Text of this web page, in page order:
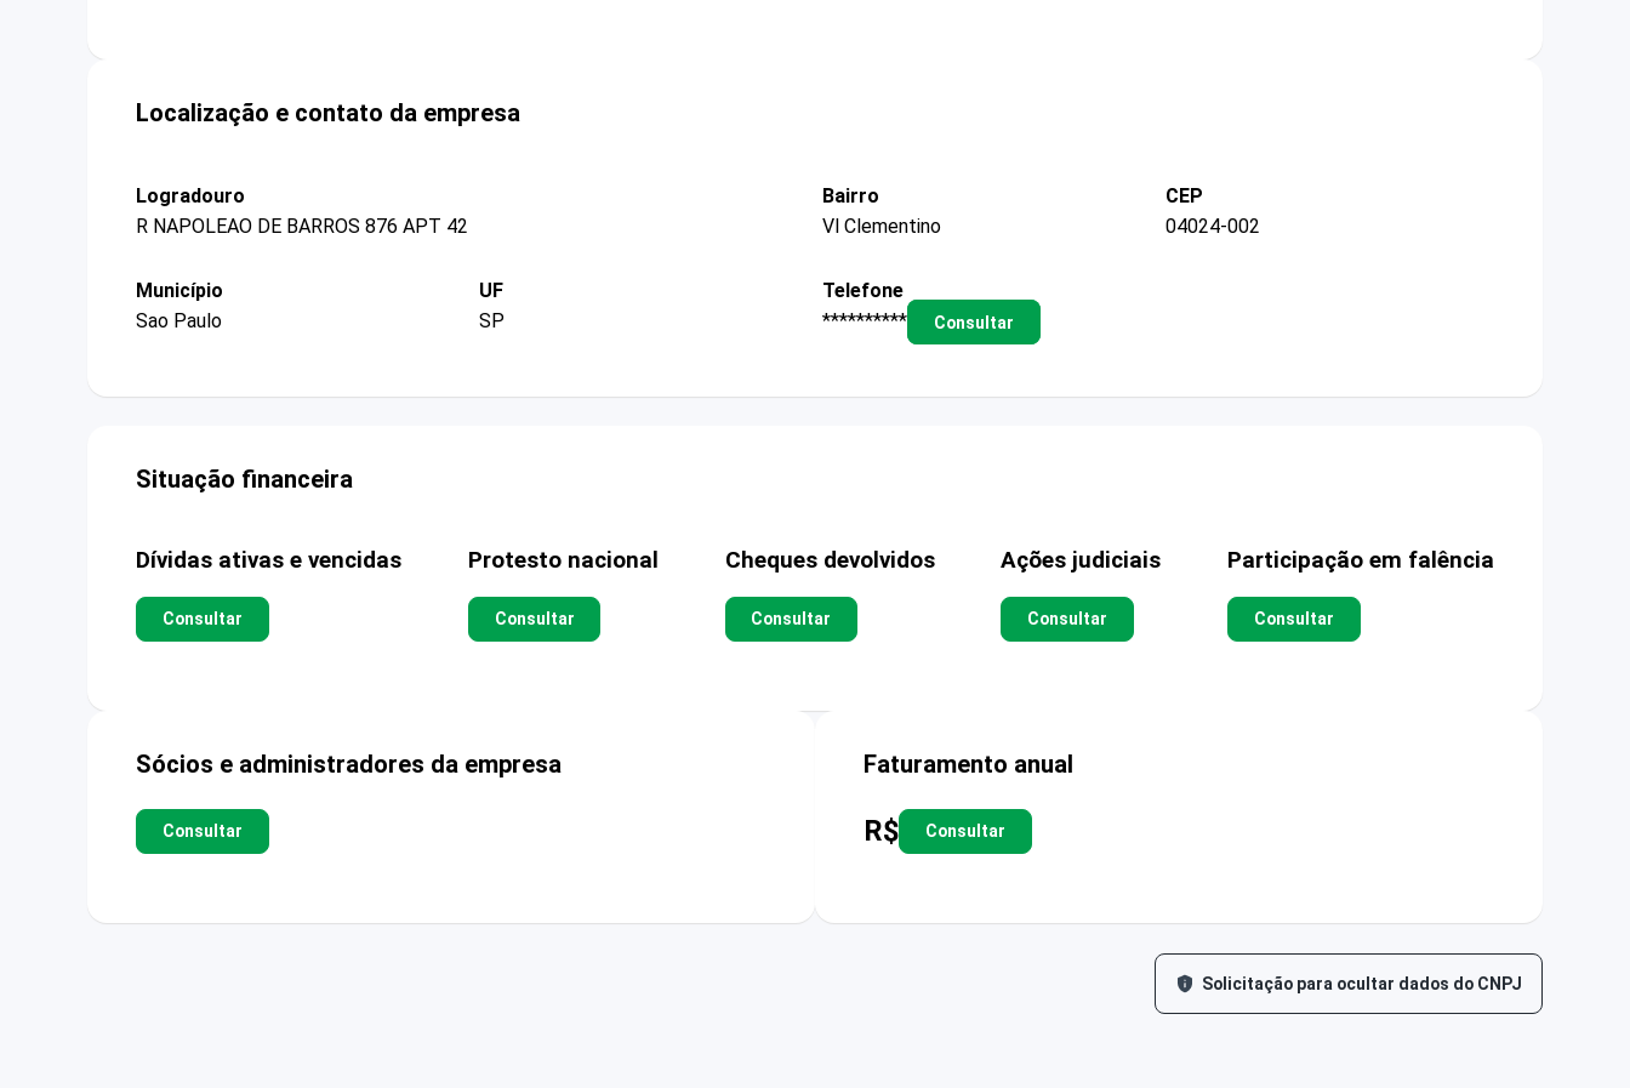
Localização e contato da empresa
Logradouro
R NAPOLEAO DE BARROS 876 APT 42
Bairro
Vl Clementino
CEP
04024-002
Município
Sao Paulo
UF
SP
Telefone
**********
Consultar
Situação financeira
Dívidas ativas e vencidas
Consultar
Protesto nacional
Consultar
Cheques devolvidos
Consultar
Ações judiciais
Consultar
Participação em falência
Consultar
Sócios e administradores da empresa
Consultar
Faturamento anual
R$ Consultar
Solicitação para ocultar dados do CNPJ